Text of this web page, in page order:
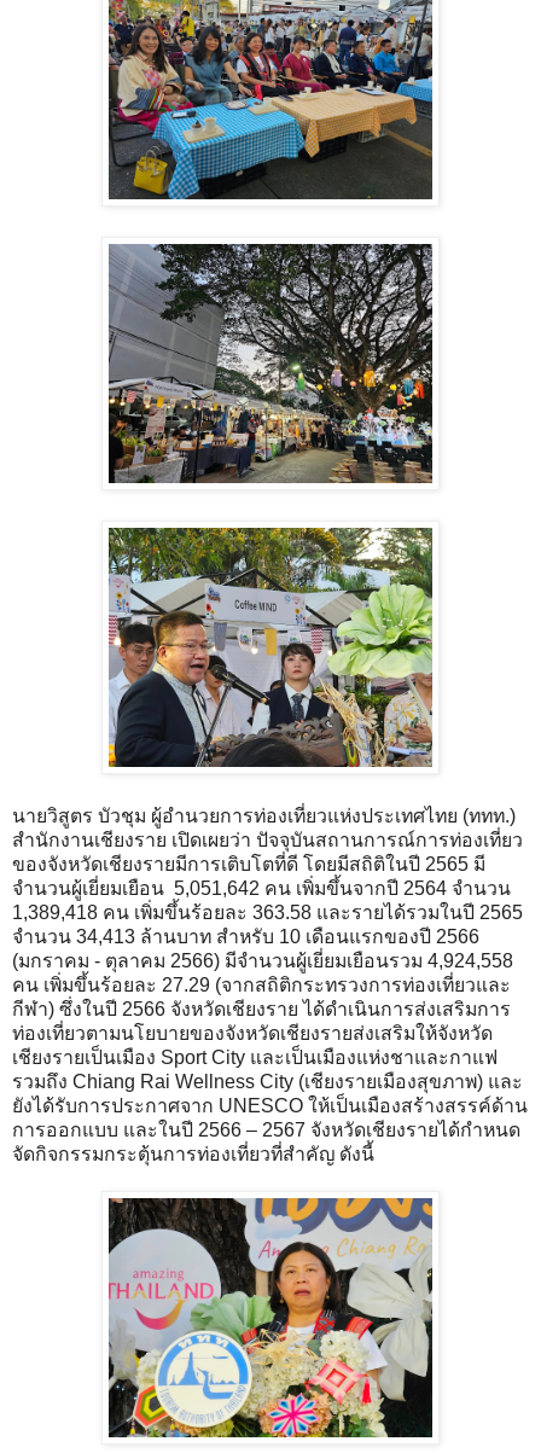
นายวิสูตร บัวชุม ผู้อำนวยการท่องเที่ยวแห่งประเทศไทย (ททท.)
สำนักงานเชียงราย เปิดเผยว่า ปัจจุบันสถานการณ์การท่องเที่ยว
ของจังหวัดเชียงรายมีการเติบโตที่ดี โดยมีสถิติในปี 2565 มี
จำนวนผู้เยี่ยมเยือน 5,051,642 คน เพิ่มขึ้นจากปี 2564 จำนวน
1,389,418 คน เพิ่มขึ้นร้อยละ 363.58 และรายได้รวมในปี 2565
จำนวน 34,413 ล้านบาท สำหรับ 10 เดือนแรกของปี 2566
(มกราคม - ตุลาคม 2566) มีจำนวนผู้เยี่ยมเยือนรวม 4,924,558
คน เพิ่มขึ้นร้อยละ 27.29 (จากสถิติกระทรวงการท่องเที่ยวและ
กีฬา) ซึ่งในปี 2566 จังหวัดเชียงราย ได้ดำเนินการส่งเสริมการ
ท่องเที่ยวตามนโยบายของจังหวัดเชียงรายส่งเสริมให้จังหวัด
เชียงรายเป็นเมือง Sport City และเป็นเมืองแห่งชาและกาแฟ
รวมถึง Chiang Rai Wellness City (เชียงรายเมืองสุขภาพ) และ
ยังได้รับการประกาศจาก UNESCO ให้เป็นเมืองสร้างสรรค์ด้าน
การออกแบบ และในปี 2566 – 2567 จังหวัดเชียงรายได้กำหนด
จัดกิจกรรมกระตุ้นการท่องเที่ยวที่สำคัญ ดังนี้